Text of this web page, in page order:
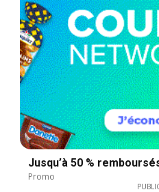
Jusqu’à 50 %
Promo